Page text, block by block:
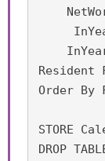
Resident
Order By
STORE
DROP